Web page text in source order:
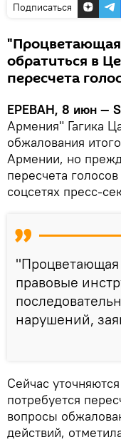
Подписаться
обратиться в
пересчета
ЕРЕВАН, 8 июн —
Армения" Гагика
обжалования
Армении, но
пересчета
соцсетях пресс-
"Процветающая
правовые
нарушений,
Сейчас
потребуется
вопросы
действий,